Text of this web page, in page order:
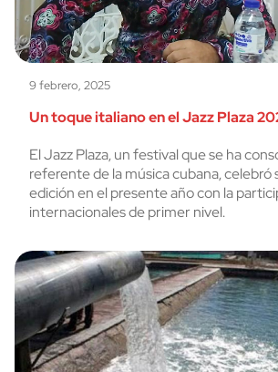
9 febrero, 2025
Un toque italiano en el Jazz Plaza
El Jazz Plaza, un festival que se ha
referente de la música cubana, celebró
edición en el presente año con la
internacionales de primer nivel.